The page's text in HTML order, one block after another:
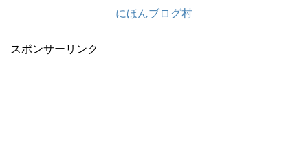
にほんブログ村
スポンサーリンク